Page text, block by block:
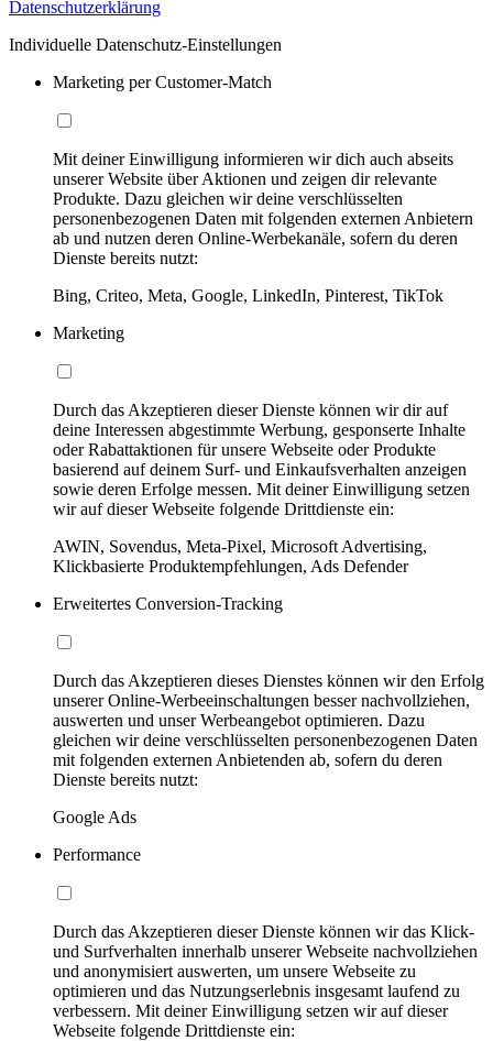
Datenschutzerklärung
Individuelle Datenschutz-Einstellungen
Marketing per Customer-Match
Mit deiner Einwilligung informieren wir dich auch abseits
unserer Website über Aktionen und zeigen dir relevante
Produkte. Dazu gleichen wir deine verschlüsselten
personenbezogenen Daten mit folgenden externen Anbietern
ab und nutzen deren Online-Werbekanäle, sofern du deren
Dienste bereits nutzt:
Bing, Criteo, Meta, Google, LinkedIn, Pinterest, TikTok
Marketing
Durch das Akzeptieren dieser Dienste können wir dir auf
deine Interessen abgestimmte Werbung, gesponserte Inhalte
oder Rabattaktionen für unsere Webseite oder Produkte
basierend auf deinem Surf- und Einkaufsverhalten anzeigen
sowie deren Erfolge messen. Mit deiner Einwilligung setzen
wir auf dieser Webseite folgende Drittdienste ein:
AWIN, Sovendus, Meta-Pixel, Microsoft Advertising,
Klickbasierte Produktempfehlungen, Ads Defender
Erweitertes Conversion-Tracking
Durch das Akzeptieren dieses Dienstes können wir den Erfolg
unserer Online-Werbeeinschaltungen besser nachvollziehen,
auswerten und unser Werbeangebot optimieren. Dazu
gleichen wir deine verschlüsselten personenbezogenen Daten
mit folgenden externen Anbietenden ab, sofern du deren
Dienste bereits nutzt:
Google Ads
Performance
Durch das Akzeptieren dieser Dienste können wir das Klick-
und Surfverhalten innerhalb unserer Webseite nachvollziehen
und anonymisiert auswerten, um unsere Webseite zu
optimieren und das Nutzungserlebnis insgesamt laufend zu
verbessern. Mit deiner Einwilligung setzen wir auf dieser
Webseite folgende Drittdienste ein: